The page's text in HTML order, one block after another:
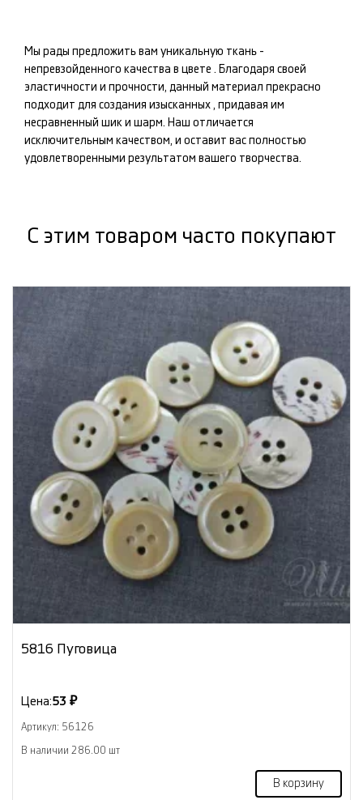
Мы рады предложить вам уникальную ткань -
непревзойденного качества в цвете . Благодаря своей
эластичности и прочности, данный материал прекрасно
подходит для создания изысканных , придавая им
несравненный шик и шарм. Наш отличается
исключительным качеством, и оставит вас полностью
удовлетворенными результатом вашего творчества.
С этим товаром часто покупают
5816 Пуговица
Цена:53 ₽
Артикул: 56126
В наличии 286.00 шт
В корзину